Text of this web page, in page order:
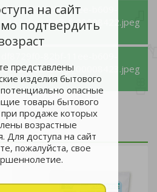
на сайт
подтвердить
представлены
изделия бытового
опасные
товары бытового
продаже которых
возрастные
Для доступа на сайт
пожалуйста, свое
df8729f0-82bf-11ee-b609-
e4434bec4bc7_f_00008422.jpeg
e4434bec4bc7_f_00008423.jpeg